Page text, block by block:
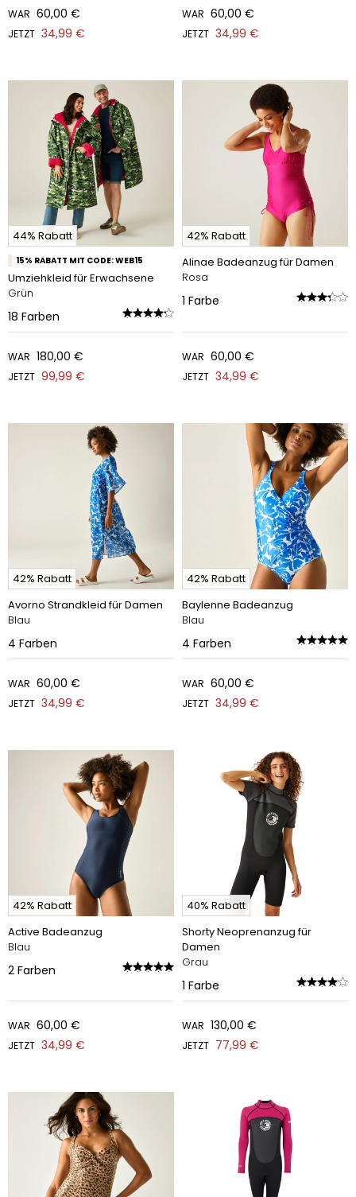
WAR 60,00 €
JETZT 34,99 €
WAR 60,00 €
JETZT 34,99 €
44% Rabatt
15% RABATT MIT CODE: WEB15
Umziehkleid für Erwachsene
Grün
18 Farben
WAR 180,00 €
JETZT 99,99 €
42% Rabatt
Alinae Badeanzug für Damen
Rosa
1 Farbe
WAR 60,00 €
JETZT 34,99 €
42% Rabatt
Avorno Strandkleid für Damen
Blau
4 Farben
WAR 60,00 €
JETZT 34,99 €
42% Rabatt
Baylenne Badeanzug
Blau
4 Farben
WAR 60,00 €
JETZT 34,99 €
42% Rabatt
Active Badeanzug
Blau
2 Farben
WAR 60,00 €
JETZT 34,99 €
40% Rabatt
Shorty Neoprenanzug für
Damen
Grau
1 Farbe
WAR 130,00 €
JETZT 77,99 €